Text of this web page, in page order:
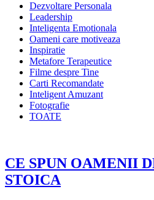
Dezvoltare Personala
Leadership
Inteligenta Emotionala
Oameni care motiveaza
Inspiratie
Metafore Terapeutice
Filme despre Tine
Carti Recomandate
Inteligent Amuzant
Fotografie
TOATE
CE SPUN OAMENII
STOICA